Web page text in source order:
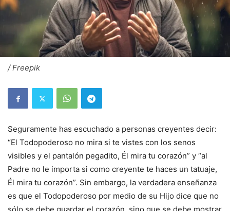
/ Freepik
Seguramente has escuchado a personas creyentes decir:
“El Todopoderoso no mira si te vistes con los senos
visibles y el pantalón pegadito, Él mira tu corazón” y “al
Padre no le importa si como creyente te haces un tatuaje,
Él mira tu corazón”. Sin embargo, la verdadera enseñanza
es que el Todopoderoso por medio de su Hijo dice que no